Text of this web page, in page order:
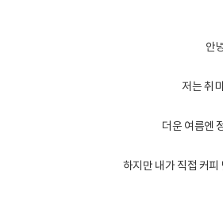
안
저는 취
더운 여름엔
하지만 내가 직접 커피